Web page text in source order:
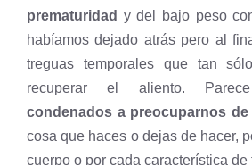
prematuridad y del bajo peso
habíamos dejado atrás pero al
treguas temporales que tan
recuperar el aliento.
condenados a preocuparnos
cosa que haces o dejas de hacer,
cuerpo o por cada característica de